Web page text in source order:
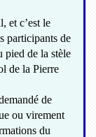
et c’est le
participants de
pied de la stèle
de la Pierre
de
ou virement
du